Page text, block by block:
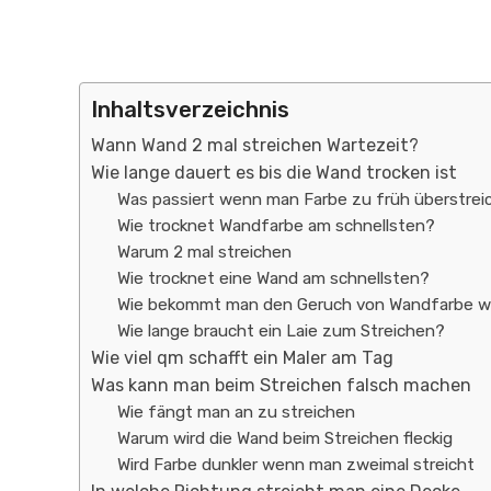
Inhaltsverzeichnis
Wann Wand 2 mal streichen Wartezeit?
Wie lange dauert es bis die Wand trocken ist
Was passiert wenn man Farbe zu früh
Wie trocknet Wandfarbe am schnellsten?
Warum 2 mal streichen
Wie trocknet eine Wand am schnellsten?
Wie bekommt man den Geruch von Wandfarbe
Wie lange braucht ein Laie zum Streichen?
Wie viel qm schafft ein Maler am Tag
Was kann man beim Streichen falsch machen
Wie fängt man an zu streichen
Warum wird die Wand beim Streichen fleckig
Wird Farbe dunkler wenn man zweimal streicht